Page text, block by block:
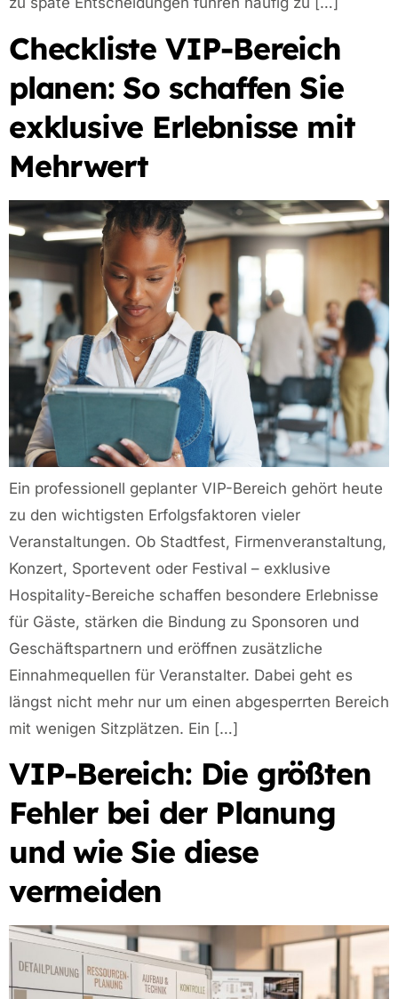
Checkliste VIP-Bereich
planen: So schaffen Sie
exklusive Erlebnisse mit
Mehrwert
Ein professionell geplanter VIP-Bereich gehört heute
zu den wichtigsten Erfolgsfaktoren vieler
Veranstaltungen. Ob Stadtfest, Firmenveranstaltung,
Konzert, Sportevent oder Festival – exklusive
Hospitality-Bereiche schaffen besondere Erlebnisse
für Gäste, stärken die Bindung zu Sponsoren und
Geschäftspartnern und eröffnen zusätzliche
Einnahmequellen für Veranstalter. Dabei geht es
längst nicht mehr nur um einen abgesperrten Bereich
mit wenigen Sitzplätzen. Ein […]
VIP-Bereich: Die größten
Fehler bei der Planung
und wie Sie diese
vermeiden